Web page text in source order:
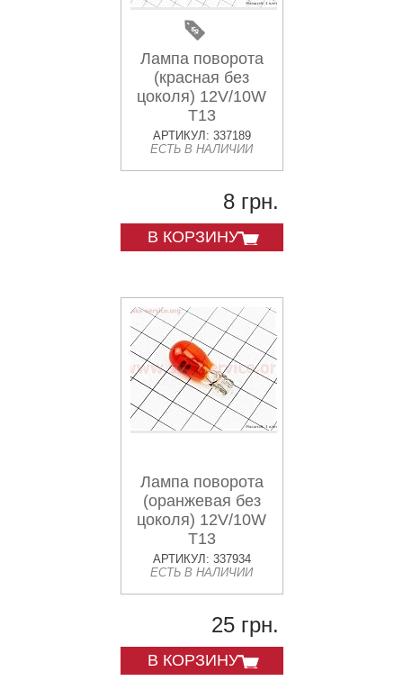
Лампа поворота
(красная без
цоколя) 12V/10W
Т13
АРТИКУЛ: 337189
ЕСТЬ В НАЛИЧИИ
8 грн.
В КОРЗИНУ
Лампа поворота
(оранжевая без
цоколя) 12V/10W
Т13
АРТИКУЛ: 337934
ЕСТЬ В НАЛИЧИИ
25 грн.
В КОРЗИНУ